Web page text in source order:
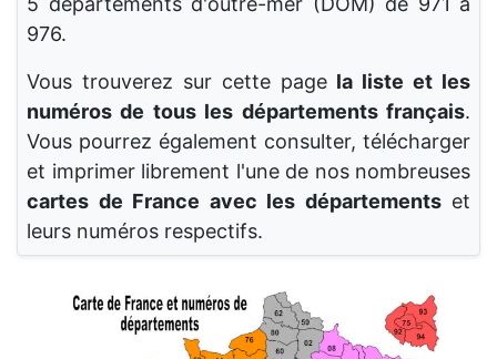
976.
Vous trouverez sur cette page la liste et les
numéros de tous les départements français.
Vous pourrez également consulter, télécharger
et imprimer librement l'une de nos nombreuses
cartes de France avec les départementset
leurs numéros respectifs.